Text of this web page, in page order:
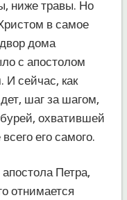
ниже травы. Но
в самое
дома
с апостолом
И сейчас, как
шаг за шагом,
охватившей
его самого.
Петра,
отнимается